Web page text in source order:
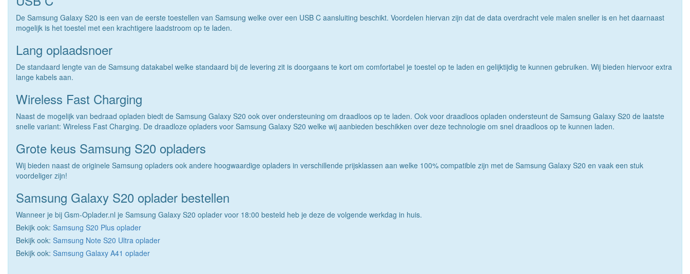
De Samsung Galaxy S20 is een van de eerste toestellen van Samsung welke over een USB C aansluiting beschikt. Voordelen hiervan zijn dat de data overdracht vele malen sneller is en het daarnaast
mogelijk is het toestel met een krachtigere laadstroom op te laden.
Lang oplaadsnoer
De standaard lengte van de Samsung datakabel welke standaard bij de levering zit is doorgaans te kort om comfortabel je toestel op te laden en gelijktijdig te kunnen gebruiken. Wij bieden hiervoor extra
lange kabels aan.
Wireless Fast Charging
Naast de mogelijk van bedraad opladen biedt de Samsung Galaxy S20 ook over ondersteuning om draadloos op te laden. Ook voor draadloos opladen ondersteunt de Samsung Galaxy S20 de laatste
snelle variant: Wireless Fast Charging. De draadloze opladers voor Samsung Galaxy S20 welke wij aanbieden beschikken over deze technologie om snel draadloos op te kunnen laden.
Grote keus Samsung S20 opladers
Wij bieden naast de originele Samsung opladers ook andere hoogwaardige opladers in verschillende prijsklassen aan welke 100% compatible zijn met de Samsung Galaxy S20 en vaak een stuk
voordeliger zijn!
Samsung Galaxy S20 oplader bestellen
Wanneer je bij Gsm-Oplader.nl je Samsung Galaxy S20 oplader voor 18:00 besteld heb je deze de volgende werkdag in huis.
Bekijk ook: Samsung S20 Plus oplader
Bekijk ook: Samsung Note S20 Ultra oplader
Bekijk ook: Samsung Galaxy A41 oplader